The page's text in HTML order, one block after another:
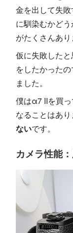
金を出して失
に馴染むかど
がたくさんあり
仮に失敗した
をしたかった
ました。
僕はα7 IIを買
なることはあ
ないです。
カメラ性能